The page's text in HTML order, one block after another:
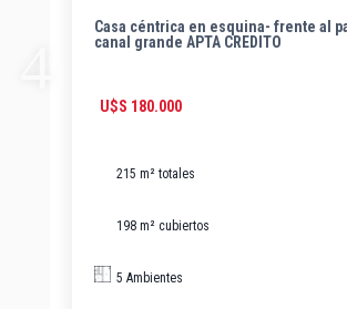
Casa céntrica en esquina- frente al
canal grande APTA CREDITO
U$S 180.000
215 m² totales
198 m² cubiertos
5 Ambientes